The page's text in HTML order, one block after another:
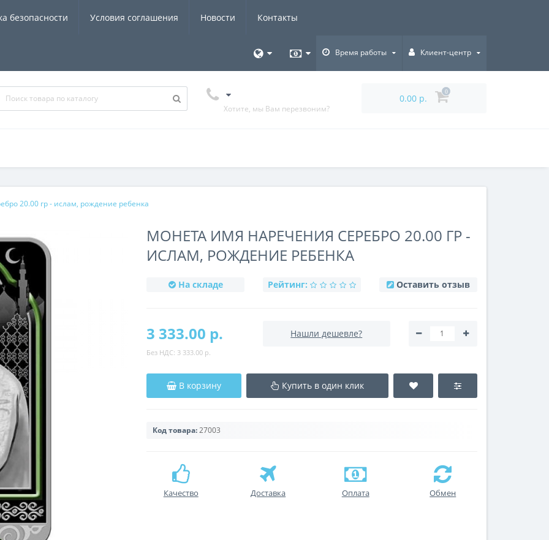
безопасности Условия соглашения Новости Контакты
Время работы Клиент-центр
Хотите, мы Вам перезвоним?
0.00 р.
0
20.00 гр - ислам, рождение ребенка
МОНЕТА ИМЯ НАРЕЧЕНИЯ СЕРЕБРО 20.00 ГР -
ИСЛАМ, РОЖДЕНИЕ РЕБЕНКА
На складе Рейтинг: Оставить отзыв
3 333.00 р.
Без НДС: 3 333.00 р.
Нашли дешевле?
В корзину Купить в один клик
Код товара:27003
Качество Доставка Оплата Обмен